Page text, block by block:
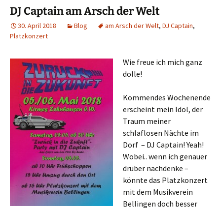
DJ Captain am Arsch der Welt
30. April 2018 Blog am Arsch der Welt, DJ Captain,
Platzkonzert
Wie freue ich mich ganz
dolle!
Kommendes Wochenende
erscheint mein Idol, der
Traum meiner
schlaflosen Nächte im
Dorf – DJ Captain! Yeah!
Wobei.. wenn ich genauer
drüber nachdenke –
könnte das Platzkonzert
mit dem Musikverein
Bellingen doch besser